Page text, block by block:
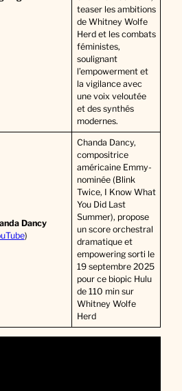
teaser les ambitions
de Whitney Wolfe
Herd et les combats
féministes,
soulignant
l’empowerment et
la vigilance avec
une voix veloutée
et des synthés
modernes.
Dancy
)
Chanda Dancy,
compositrice
américaine Emmy-
nominée (Blink
Twice, I Know What
You Did Last
Summer), propose
un score orchestral
dramatique et
empowering sorti le
19 septembre 2025
pour ce biopic Hulu
de 110 min sur
Whitney Wolfe
Herd